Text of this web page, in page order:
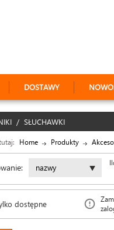
DOSTAWY
/ SŁUCHAWKI
Home Produkty
nazwy
dostępne